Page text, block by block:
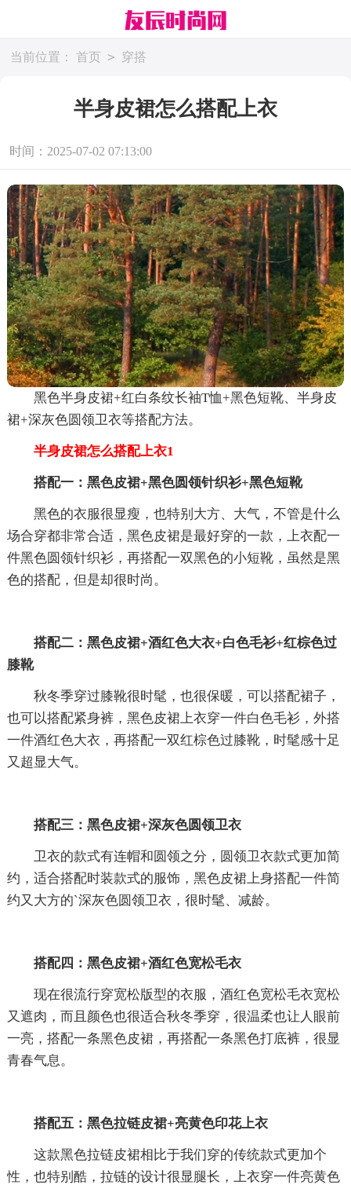
当前位置： 首页 > 穿搭
半身皮裙怎么搭配上衣
时间：2025-07-02 07:13:00
黑色半身皮裙+红白条纹长袖T恤+黑色短靴、半身皮
裙+深灰色圆领卫衣等搭配方法。
半身皮裙怎么搭配上衣1
搭配一：黑色皮裙+黑色圆领针织衫+黑色短靴
黑色的衣服很显瘦，也特别大方、大气，不管是什么
场合穿都非常合适，黑色皮裙是最好穿的一款，上衣配一
件黑色圆领针织衫，再搭配一双黑色的小短靴，虽然是黑
色的搭配，但是却很时尚。
搭配二：黑色皮裙+酒红色大衣+白色毛衫+红棕色过
膝靴
秋冬季穿过膝靴很时髦，也很保暖，可以搭配裙子，
也可以搭配紧身裤，黑色皮裙上衣穿一件白色毛衫，外搭
一件酒红色大衣，再搭配一双红棕色过膝靴，时髦感十足
又超显大气。
搭配三：黑色皮裙+深灰色圆领卫衣
卫衣的款式有连帽和圆领之分，圆领卫衣款式更加简
约，适合搭配时装款式的服饰，黑色皮裙上身搭配一件简
约又大方的`深灰色圆领卫衣，很时髦、减龄。
搭配四：黑色皮裙+酒红色宽松毛衣
现在很流行穿宽松版型的衣服，酒红色宽松毛衣宽松
又遮肉，而且颜色也很适合秋冬季穿，很温柔也让人眼前
一亮，搭配一条黑色皮裙，再搭配一条黑色打底裤，很显
青春气息。
搭配五：黑色拉链皮裙+亮黄色印花上衣
这款黑色拉链皮裙相比于我们穿的传统款式更加个
性，也特别酷，拉链的设计很显腿长，上衣穿一件亮黄色